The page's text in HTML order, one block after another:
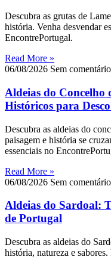
Descubra as grutas de
história. Venha desvendar
EncontrePortugal.
Read More »
06/08/2026 Sem
Aldeias do Concelho
Históricos para
Descubra as aldeias do
paisagem e história se
essenciais no
Read More »
06/08/2026 Sem
Aldeias do Sardoal:
de Portugal
Descubra as aldeias do
história, natureza e